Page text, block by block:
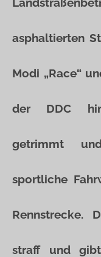
asphaltierten
Modi „Race“
der DDC
getrimmt
sportliche
Rennstrecke.
straff und